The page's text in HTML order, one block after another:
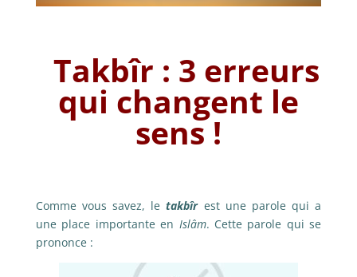
Takbîr : 3 erreurs
qui changent le
sens !
Comme vous savez, letakbîr est une parole qui a
une place importante en Islâm. Cette parole qui se
prononce :